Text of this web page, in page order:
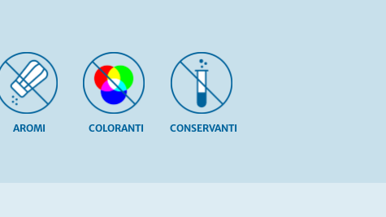
AROMI COLORANTI CONSERVANTI